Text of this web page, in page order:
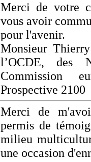
Merci de votre
vous avoir
pour l'avenir.
Monsieur
l’OCDE, des
Commission
Prospective 2100
Merci de
permis de
milieu
une occasion